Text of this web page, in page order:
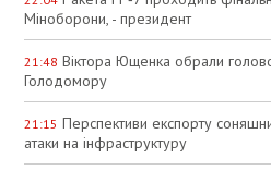
Міноборони, - президент
21:48 Віктора Ющенка обрали
Голодомору
21:15 Перспективи експорту
атаки на інфраструктуру